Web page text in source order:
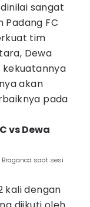
sangat
FC
tim
Dewa
kekuatannya
akan
pada
vs Dewa
saat sesi
kali dengan